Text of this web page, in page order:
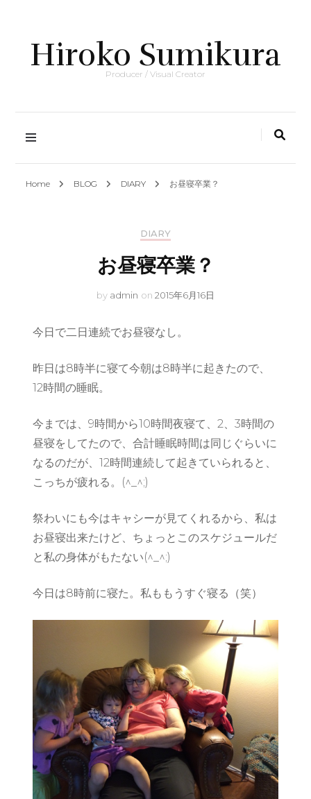
Hiroko Sumikura
Producer / Visual Creator
Home BLOG DIARY お昼寝卒業？
DIARY
お昼寝卒業？
by admin on 2015年6月16日
今日で二日連続でお昼寝なし。
昨日は8時半に寝て今朝は8時半に起きたので、
12時間の睡眠。
今までは、9時間から10時間夜寝て、2、3時間の
昼寝をしてたので、合計睡眠時間は同じぐらいに
なるのだが、12時間連続して起きていられると、
こっちが疲れる。(^_^;)
祭わいにも今はキャシーが見てくれるから、私は
お昼寝出来たけど、ちょっとこのスケジュールだ
と私の身体がもたない(^_^;)
今日は8時前に寝た。私ももうすぐ寝る（笑）